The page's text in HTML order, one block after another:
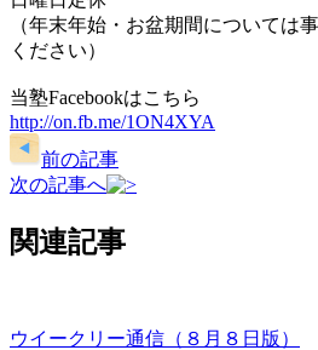
（年末年始・お盆期間については
ください）
当塾Facebookはこちら
http://on.fb.me/1ON4XYA
前の記事
次の記事へ
関連記事
ウイークリー通信（８月８日版）